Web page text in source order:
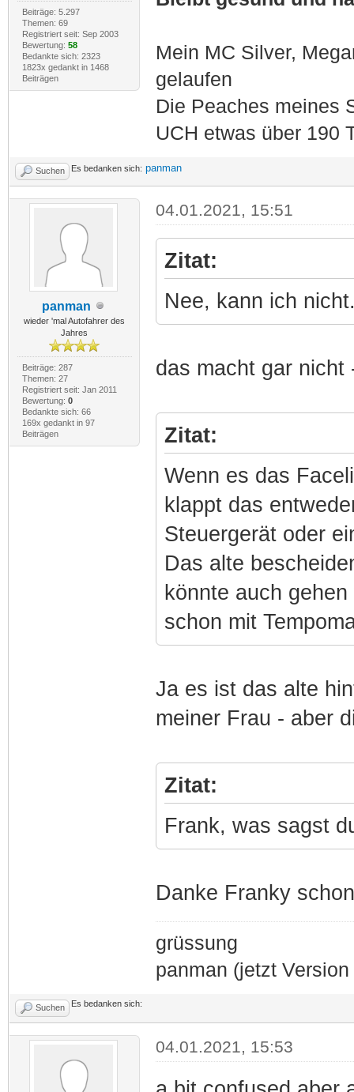
Beiträge: 5.297
Themen: 69
Registriert seit: Sep 2003
Bewertung: 58
Bedankte sich: 2323
1823x gedankt in 1468
Beiträgen
Mein MC Silver,
gelaufen
Die Peaches meines
UCH etwas über 190
Suchen Es bedanken sich: panman
panman
wieder 'mal Autofahrer des
Jahres
Beiträge: 287
Themen: 27
Registriert seit: Jan 2011
Bewertung: 0
Bedankte sich: 66
169x gedankt in 97
Beiträgen
04.01.2021, 15:51
Zitat:
Nee, kann ich
das macht gar nicht
Zitat:
Wenn es das
klappt das
Steuergerät oder
Das alte
könnte auch
schon mit
Ja es ist das alte
meiner Frau - aber
Zitat:
Frank, was sagst
Danke Franky
grüssung
panman (jetzt Version
Suchen Es bedanken sich:
04.01.2021, 15:53